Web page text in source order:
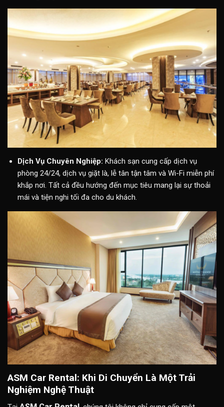
Dịch Vụ Chuyên Nghiệp: Khách sạn cung cấp dịch vụ
phòng 24/24, dịch vụ giặt là, lễ tân tận tâm và Wi-Fi miễn phí
khắp nơi. Tất cả đều hướng đến mục tiêu mang lại sự thoải
mái và tiện nghi tối đa cho du khách.
ASM Car Rental: Khi Di Chuyển Là Một Trải
Nghiệm Nghệ Thuật